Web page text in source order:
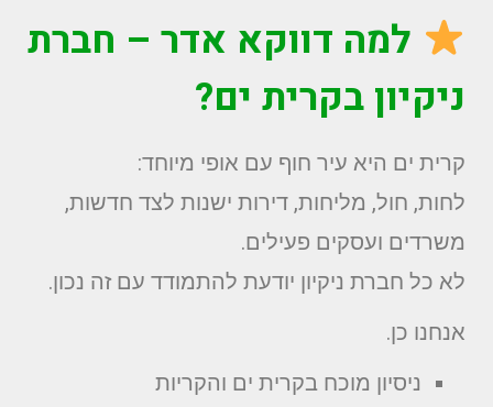
למה דווקא אדר – חברת
ניקיון בקרית ים?
קרית ים היא עיר חוף עם אופי מיוחד:
לחות, חול, מליחות, דירות ישנות לצד חדשות,
משרדים ועסקים פעילים.
לא כל חברת ניקיון יודעת להתמודד עם זה נכון.
אנחנו כן.
ניסיון מוכח בקרית ים והקריות